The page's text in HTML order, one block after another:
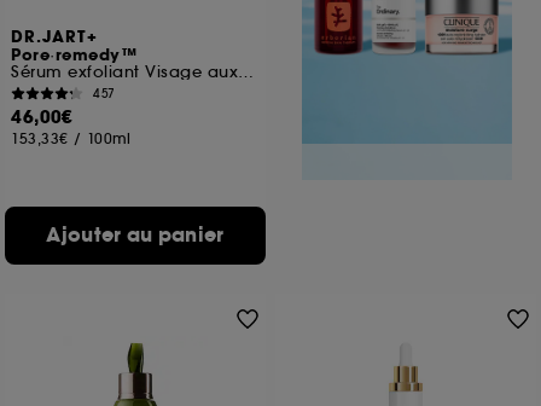
DR.JART+
Pore·remedy™
Sérum exfoliant Visage aux PHA
457
46,00€
153,33€ / 100ml
Ajouter au panier